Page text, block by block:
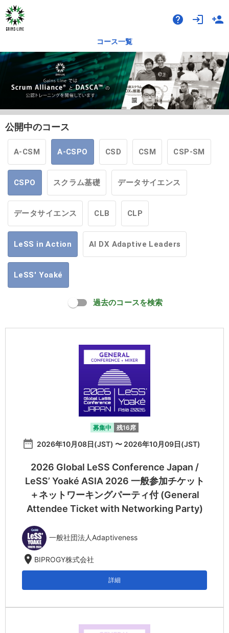
help login person_add
コース一覧
公開中のコース
A-CSM A-CSPO CSD CSM CSP-SM
CSPO スクラム基礎 データサイエンス
データサイエンス CLB CLP
LeSS in Action AI DX Adaptive Leaders
LeSS' Yoaké
過去のコースを検索
募集中 残16席
date_range 2026年10月08日(JST) 〜 2026年10月09日(JST)
2026 Global LeSS Conference Japan /
LeSS’ Yoaké ASIA 2026 一般参加チケット
＋ネットワーキングパーティ付 (General
Attendee Ticket with Networking Party)
一般社団法人Adaptiveness
location_on BIPROGY株式会社
詳細